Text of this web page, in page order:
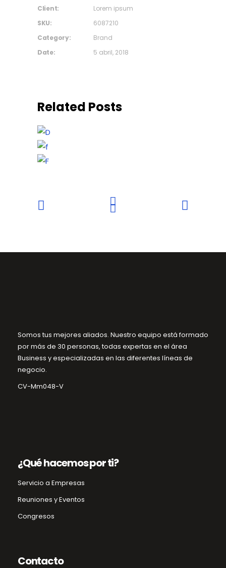
Client:
Lorem ipsum
SKU:
6087210
Category:
Brand
Date:
5 abril, 2018
Related Posts
Somos tus mejores aliados. Nuestro equipo está formado
por más de 30 personas, todas expertas en el área
Business y especializadas en las diferentes líneas de
negocio.
CV-Mm048-V
¿Qué hacemos por ti?
Servicio a Empresas
Reuniones y Eventos
Congresos
Contacto